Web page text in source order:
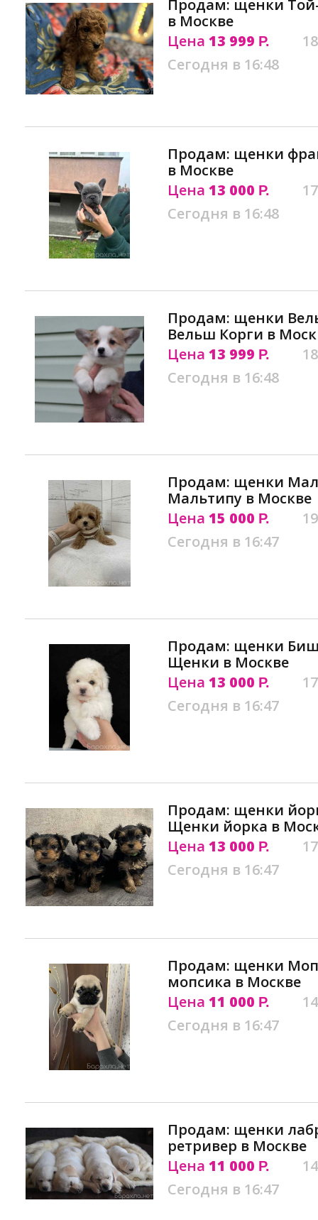
Продам: щенки
в Москве
Цена 13 999 Р.
Сегодня в 16:48
Продам: щенки
в Москве
Цена 13 000 Р.
Сегодня в 16:48
Продам: щенки
Вельш Корги в
Цена 13 999 Р.
Сегодня в 16:48
Продам: щенки
Мальтипу в Москве
Цена 15 000 Р.
Сегодня в 16:47
Продам: щенки
Щенки в Москве
Цена 13 000 Р.
Сегодня в 16:47
Продам: щенки
Щенки йорка в
Цена 13 000 Р.
Сегодня в 16:47
Продам: щенки
мопсика в Москве
Цена 11 000 Р.
Сегодня в 16:47
Продам: щенки
ретривер в Москве
Цена 11 000 Р.
Сегодня в 16:47